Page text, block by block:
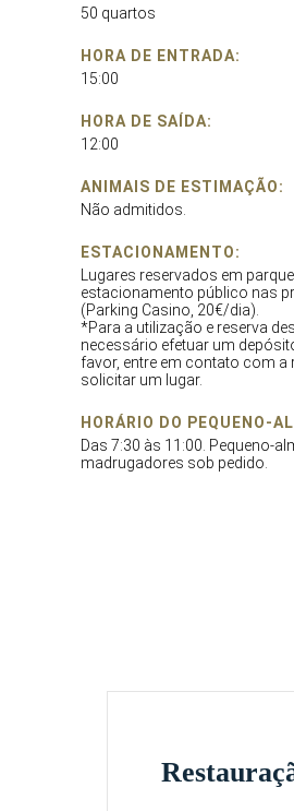
50 quartos
HORA DE ENTRADA:
15:00
HORA DE SAÍDA:
12:00
ANIMAIS DE ESTIMAÇÃO:
Não admitidos.
ESTACIONAMENTO:
Lugares reservados em
estacionamento público nas
(Parking Casino, 20€/dia).
*Para a utilização e reserva
necessário efetuar um
favor, entre em contato com a
solicitar um lugar.
HORÁRIO DO PEQUENO-
Das 7:30 às 11:00. Pequeno-
madrugadores sob pedido.